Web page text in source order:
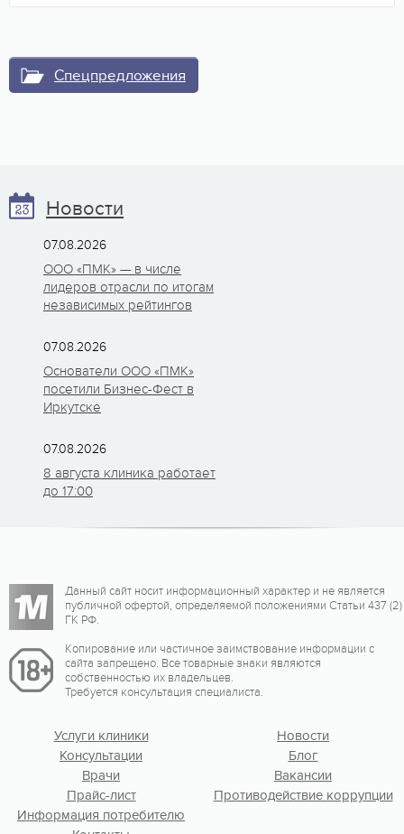
Спецпредложения
Новости
07.08.2026
ООО «ПМК» — в числе
лидеров отрасли по итогам
независимых рейтингов
07.08.2026
Основатели ООО «ПМК»
посетили Бизнес-Фест в
Иркутске
07.08.2026
8 августа клиника работает
до 17:00
Данный сайт носит информационный характер и не является
публичной офертой, определяемой положениями Статьи 437 (2)
ГК РФ.
Копирование или частичное заимствование информации с
сайта запрещено. Все товарные знаки являются
собственностью их владельцев.
Требуется консультация специалиста.
Услуги клиники
Консультации
Врачи
Прайс-лист
Информация потребителю
Новости
Блог
Вакансии
Противодействие коррупции